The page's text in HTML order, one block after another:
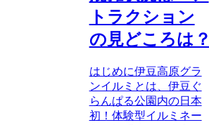
トラクション
の見どころは？
はじめに伊豆高原グラ
ンイルミとは、伊豆ぐ
らんぱる公園内の日本
初！体験型イルミネー